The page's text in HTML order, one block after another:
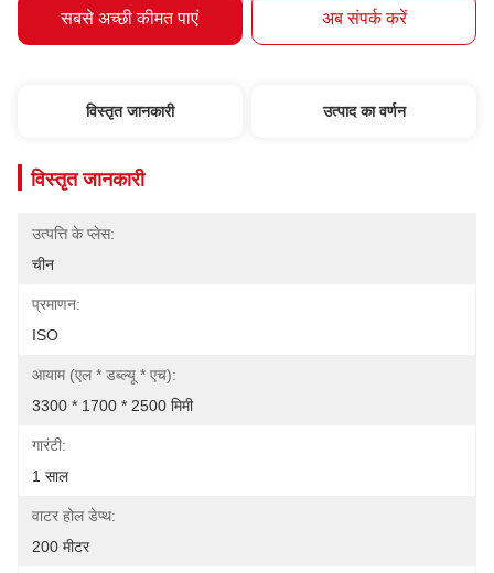
सबसे अच्छी कीमत पाएं अब संपर्क करें
विस्तृत जानकारी उत्पाद का वर्णन
विस्तृत जानकारी
उत्पत्ति के प्लेस:
चीन
प्रमाणन:
ISO
आयाम (एल * डब्ल्यू * एच):
3300 * 1700 * 2500 मिमी
गारंटी:
1 साल
वाटर होल डेप्थ:
200 मीटर